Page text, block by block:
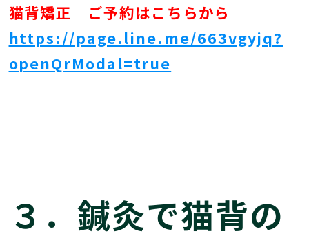
猫背矯正 ご予約はこちらから
https://page.line.me/663vgyjq?
openQrModal=true
３．鍼灸で猫背の